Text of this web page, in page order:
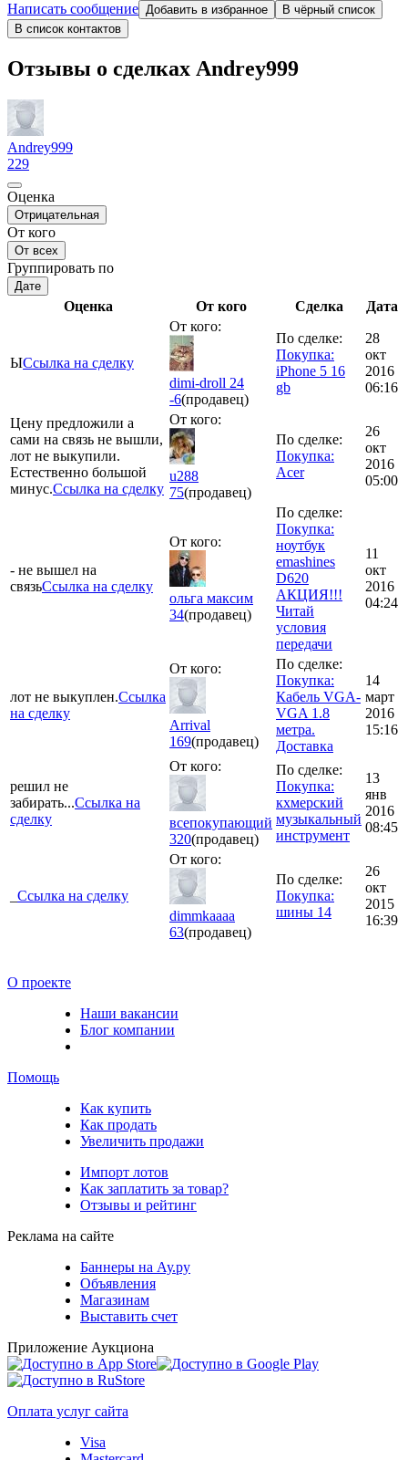
Написать сообщение Добавить в избранное
В чёрный список
В список контактов
Отзывы о сделках Andrey999
Andrey999
229
Оценка
Отрицательная
От кого
От всех
Группировать по
Дате
Оценка От кого Сделка Дата
ЫСсылка на сделку
От кого:
dimi-droll 24
-6(продавец)
По сделке:
Покупка:
iPhone 5 16
gb
28
окт
2016
06:16
Цену предложили а
сами на связь не вышли,
лот не выкупили.
Естественно большой
минус.Ссылка на сделку
От кого:
u288
75(продавец)
По сделке:
Покупка:
Acer
26
окт
2016
05:00
- не вышел на
связьСсылка на сделку
От кого:
ольга максим
34(продавец)
По сделке:
Покупка:
ноутбук
emashines
D620
АКЦИЯ!!!
Читай
условия
передачи
11
окт
2016
04:24
лот не выкуплен.Ссылка
на сделку
От кого:
Arrival
169(продавец)
По сделке:
Покупка:
Кабель VGA-
VGA 1.8
метра.
Доставка
14
март
2016
15:16
решил не
забирать...Ссылка на
сделку
От кого:
всепокупающий
320(продавец)
По сделке:
Покупка:
кхмерский
музыкальный
инструмент
13
янв
2016
08:45
Ссылка на сделку
От кого:
dimmkaaaa
63(продавец)
По сделке:
Покупка:
шины 14
26
окт
2015
16:39
О проекте
Наши вакансии
Блог компании
Помощь
Как купить
Как продать
Увеличить продажи
Импорт лотов
Как заплатить за товар?
Отзывы и рейтинг
Реклама на сайте
Баннеры на Ау.ру
Объявления
Магазинам
Выставить счет
Приложение Аукциона
Оплата услуг сайта
Visa